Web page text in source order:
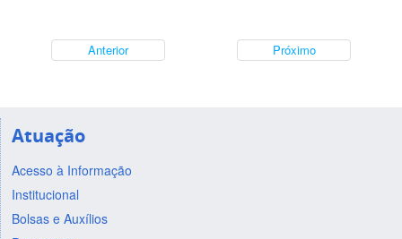
Anterior Próximo
Atuação
Acesso à Informação
Institucional
Bolsas e Auxílios